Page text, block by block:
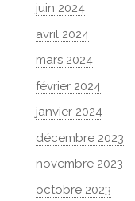
juin 2024
avril 2024
mars 2024
février 2024
janvier 2024
décembre 2023
novembre 2023
octobre 2023